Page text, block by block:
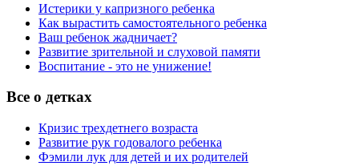
Истерики у капризного ребенка
Как вырастить самостоятельного ребенка
Ваш ребенок жадничает?
Развитие зрительной и слуховой памяти
Воспитание - это не унижение!
Все о детках
Кризис трехдетнего возраста
Развитие рук годовалого ребенка
Фэмили лук для детей и их родителей